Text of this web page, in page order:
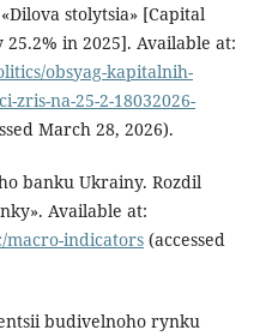
stolytsia» [Capital
in 2025]. Available at:
obsyag-kapitalnih-
zris-na-25-2-18032026-
March 28, 2026).
banku Ukrainy. Rozdil
Available at:
macro-indicators(accessed
budivelnoho rynku